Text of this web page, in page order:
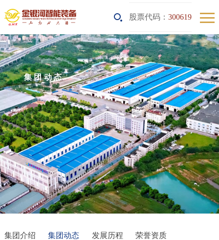
股票代码：300619
集团动态
集团介绍 集团动态 发展历程 荣誉资质